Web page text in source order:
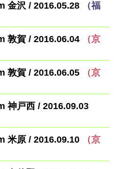
金沢 / 2016.05.28 （福
敦賀 / 2016.06.04 （京
敦賀 / 2016.06.05 （京
神戸西 / 2016.09.03
米原 / 2016.09.10 （京